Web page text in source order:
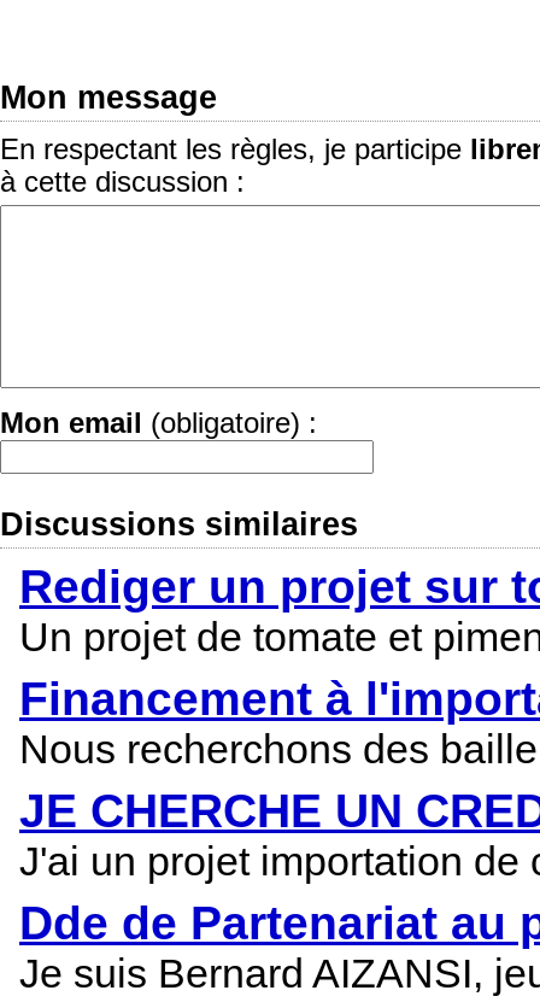
Mon message
En respectant les règles, je participe
à cette discussion :
Mon email (obligatoire) :
Discussions similaires
Rediger un projet sur
Un projet de tomate et
Financement à
Nous recherchons des
JE CHERCHE UN
J'ai un projet importation
Dde de Partenariat au
Je suis Bernard AIZANSI,